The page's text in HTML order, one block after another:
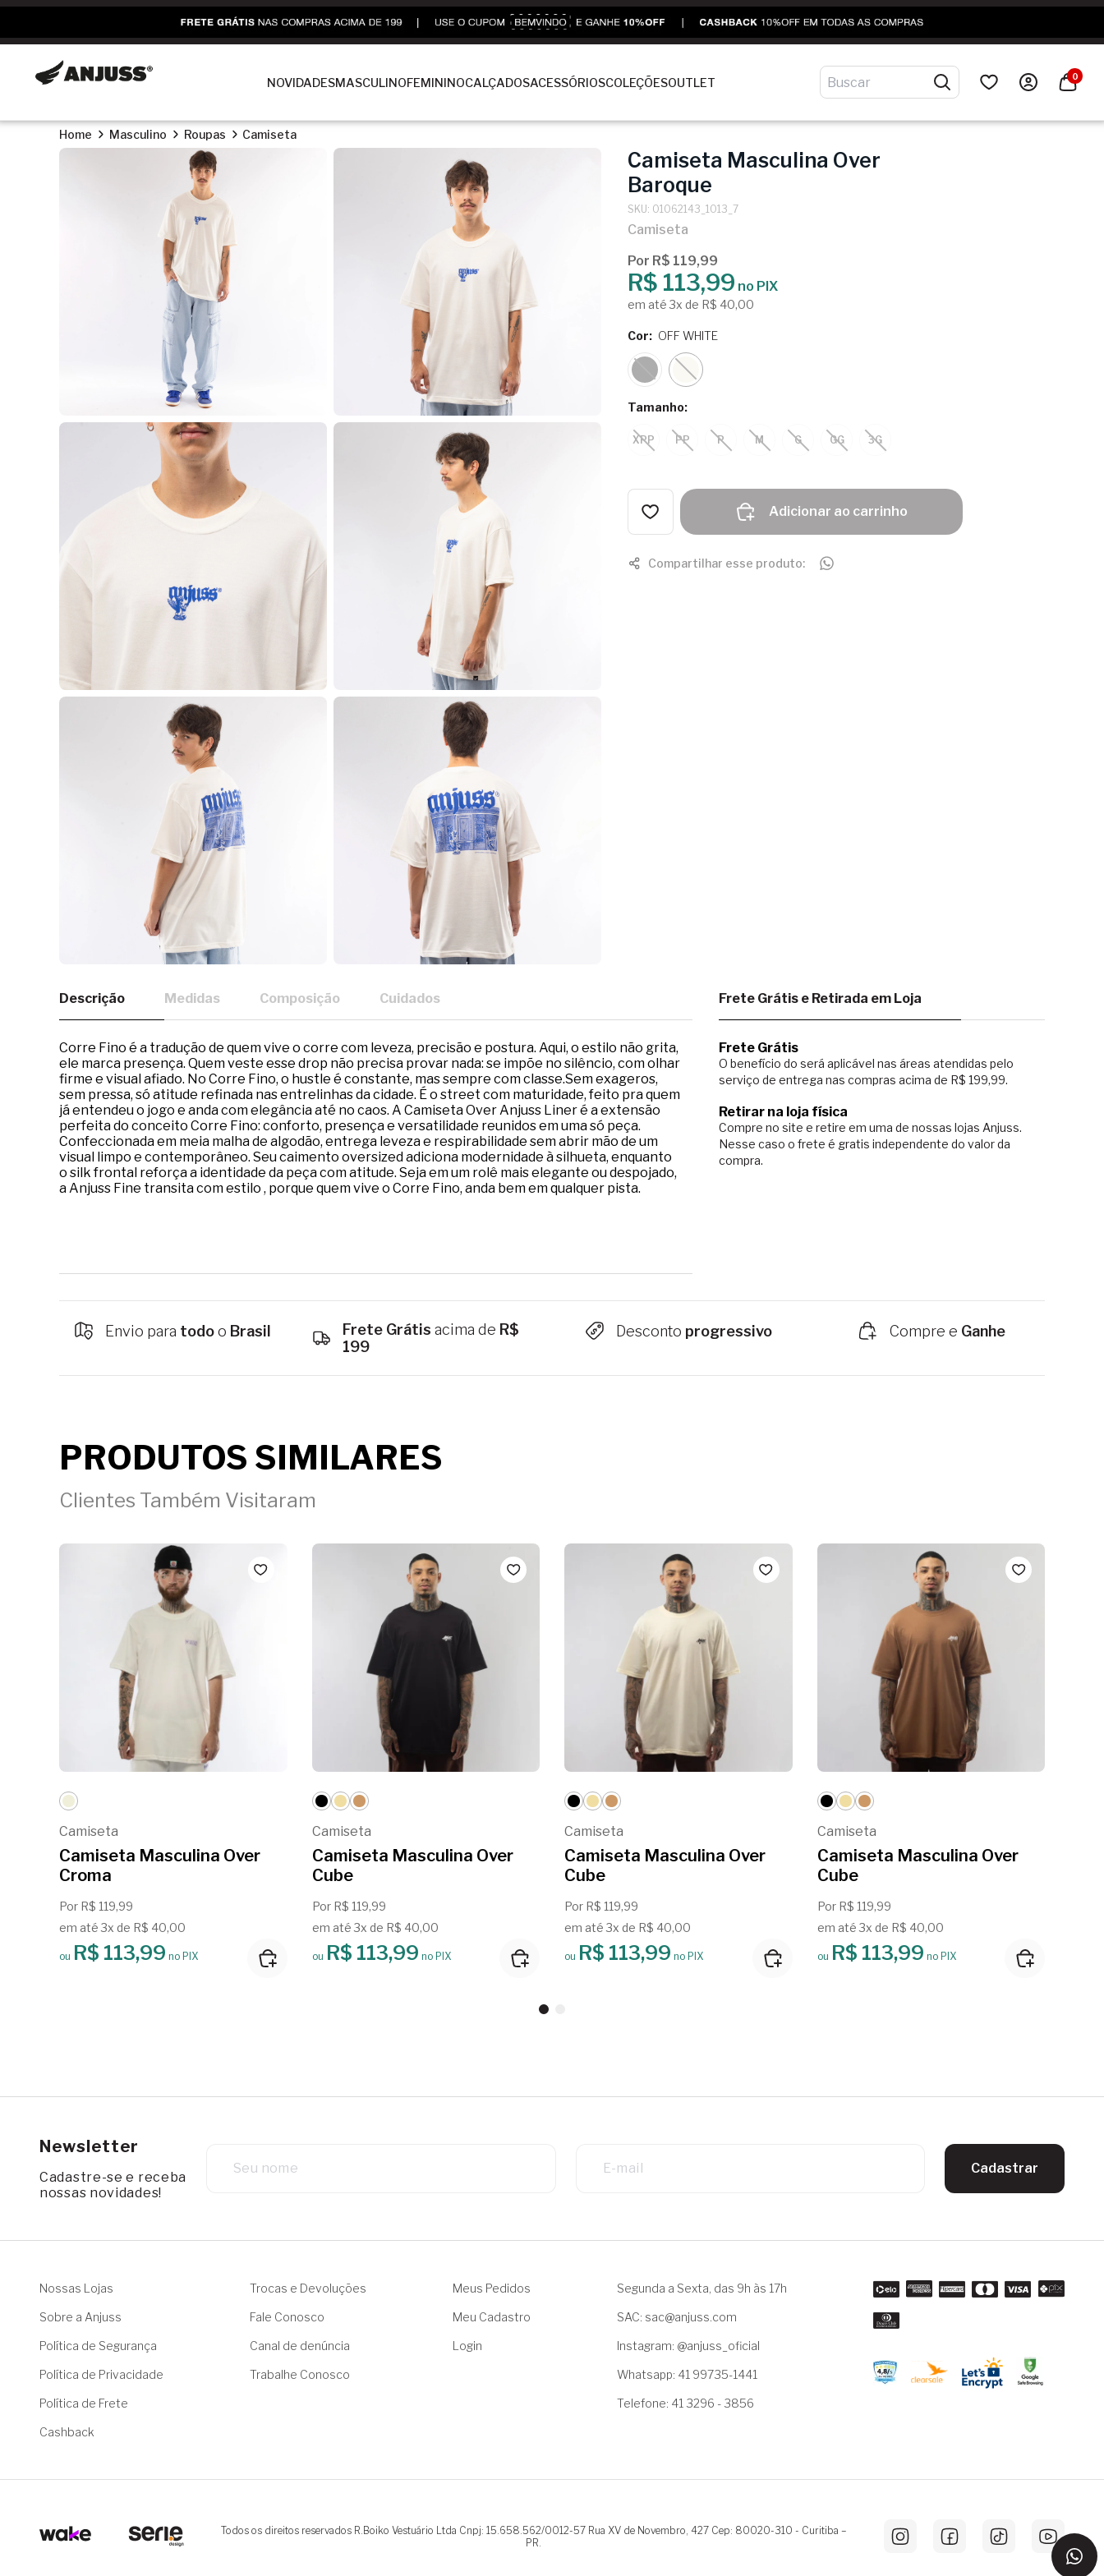
NOVIDADESMASCULINOFEMININOCALÇADOSACESSÓRIOSCOLEÇÕESOUTLET 0
Home Masculino Roupas Camiseta
Camiseta Masculina Over
Baroque
SKU: 01062143_1013_7
Camiseta
Por R$ 119,99
R$ 113,99 no PIX
em até 3x de R$ 40,00
Tamanho:
XPP PP P M G GG 3G
Cor: OFF WHITE
Adicionar ao carrinho
Compartilhar esse produto:
Descrição Composição Cuidados
Medidas
Corre Fino é a tradução de quem vive o corre com leveza, precisão e postura. Aqui, o estilo não grita,
ele marca presença. Quem veste esse drop não precisa provar nada: se impõe no silêncio, com olhar
firme e visual afiado. No Corre Fino, o hustle é constante, mas sempre com classe.Sem exageros,
sem pressa, só atitude refinada nas entrelinhas da cidade. É o street com maturidade, feito pra quem
já entendeu o jogo e anda com elegância até no caos. A Camiseta Over Anjuss Liner é a extensão
perfeita do conceito Corre Fino: conforto, presença e versatilidade reunidos em uma só peça.
Confeccionada em meia malha de algodão, entrega leveza e respirabilidade sem abrir mão de um
visual limpo e contemporâneo. Seu caimento oversized adiciona modernidade à silhueta, enquanto
o silk frontal reforça a identidade da peça com atitude. Seja em um rolê mais elegante ou despojado,
a Anjuss Fine transita com estilo , porque quem vive o Corre Fino, anda bem em qualquer pista.
Frete Grátis e Retirada em Loja
Frete Grátis
O benefício do será aplicável nas áreas atendidas pelo
serviço de entrega nas compras acima de R$ 199,99.
Retirar na loja física
Compre no site e retire em uma de nossas lojas Anjuss.
Nesse caso o frete é gratis independente do valor da
compra.
Envio para todoo Brasil Frete Grátis acima de R$
199
Desconto progressivo Compre e Ganhe
PRODUTOS SIMILARES
Clientes Também Visitaram
Camiseta
Camiseta Masculina Over
Croma
Por R$ 119,99
em até 3x de R$ 40,00
ou R$ 113,99 no PIX
Camiseta
Camiseta Masculina Over
Cube
Por R$ 119,99
em até 3x de R$ 40,00
ou R$ 113,99 no PIX
Camiseta
Camiseta Masculina Over
Cube
Por R$ 119,99
em até 3x de R$ 40,00
ou R$ 113,99 no PIX
Camiseta
Camiseta Masculina Over
Cube
Por R$ 119,99
em até 3x de R$ 40,00
ou R$ 113,99 no PIX
Newsletter
Cadastre-se e receba
nossas novidades!
Cadastrar
Nossas Lojas
Sobre a Anjuss
Política de Segurança
Política de Privacidade
Política de Frete
Cashback
Trocas e Devoluções
Fale Conosco
Canal de denúncia
Trabalhe Conosco
Meus Pedidos
Meu Cadastro
Login
Segunda a Sexta, das 9h às 17h
SAC: sac@anjuss.com
Instagram: @anjuss_oficial
Whatsapp: 41 99735-1441
Telefone: 41 3296 - 3856
Todos os direitos reservados R.Boiko Vestuário Ltda Cnpj: 15.658.562/0012-57 Rua XV de Novembro, 427 Cep: 80020-310 - Curitiba –
PR.